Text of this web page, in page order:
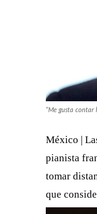
“Me gusta contar
México |
pianista
tomar
que